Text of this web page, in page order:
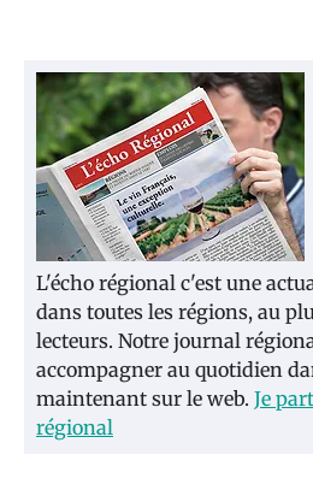
L'écho régional c'est une
dans toutes les régions, au
lecteurs. Notre journal
accompagner au quotidien
maintenant sur le web. Je
régional